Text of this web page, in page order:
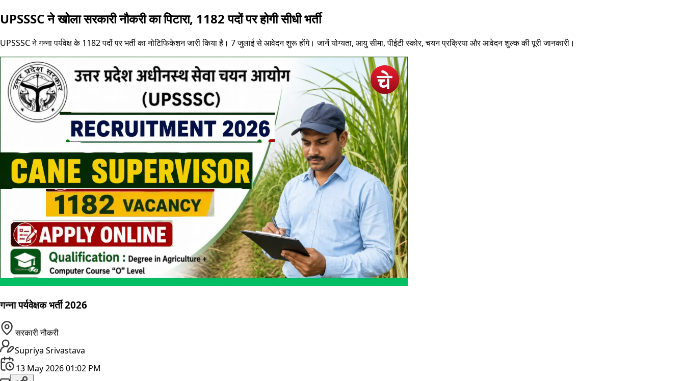
UPSSSC ने खोला सरकारी नौकरी का पिटारा, 1182 पदों पर होगी सीधी भर्ती
UPSSSC ने गन्ना पर्यवेक्ष के 1182 पदों पर भर्ती का नोटिफिकेशन जारी किया है। 7 जुलाई से आवेदन शुरू होंगे। जानें योग्यता, आयु सीमा, पीईटी स्कोर, चयन प्रक्रिया और आवेदन शुल्क की पूरी जानकारी।
गन्ना पर्यवेक्षक भर्ती 2026
सरकारी नौकरी
Supriya Srivastava
13 May 2026 01:02 PM